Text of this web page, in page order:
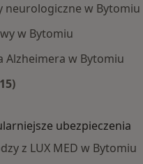
neurologiczne w Bytomiu
w Bytomiu
Alzheimera w Bytomiu
ubezpieczenia
z LUX MED w Bytomiu